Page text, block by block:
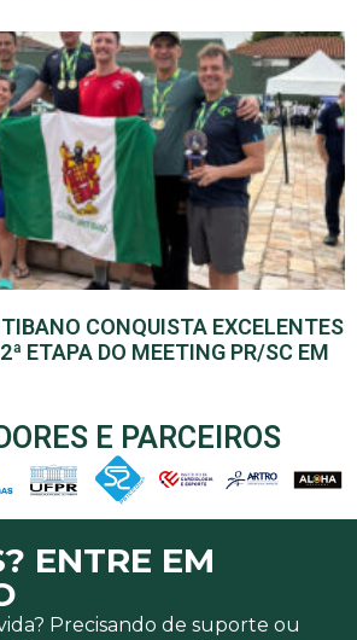
CONQUISTA EXCELENTES
ETAPA DO MEETING PR/SC EM
E PARCEIROS
ENTRE EM
Precisando de suporte ou